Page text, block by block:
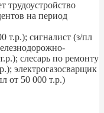
на период
т.р.); сигналист (з/пл
слесарь по ремонту
электрогазосварщик
от 50 000 т.р.)